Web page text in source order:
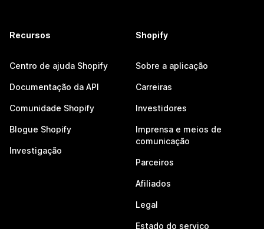
Recursos
Centro de ajuda Shopify
Documentação da API
Comunidade Shopify
Blogue Shopify
Investigação
Shopify
Sobre a aplicação
Carreiras
Investidores
Imprensa e meios de
comunicação
Parceiros
Afiliados
Legal
Estado do serviço